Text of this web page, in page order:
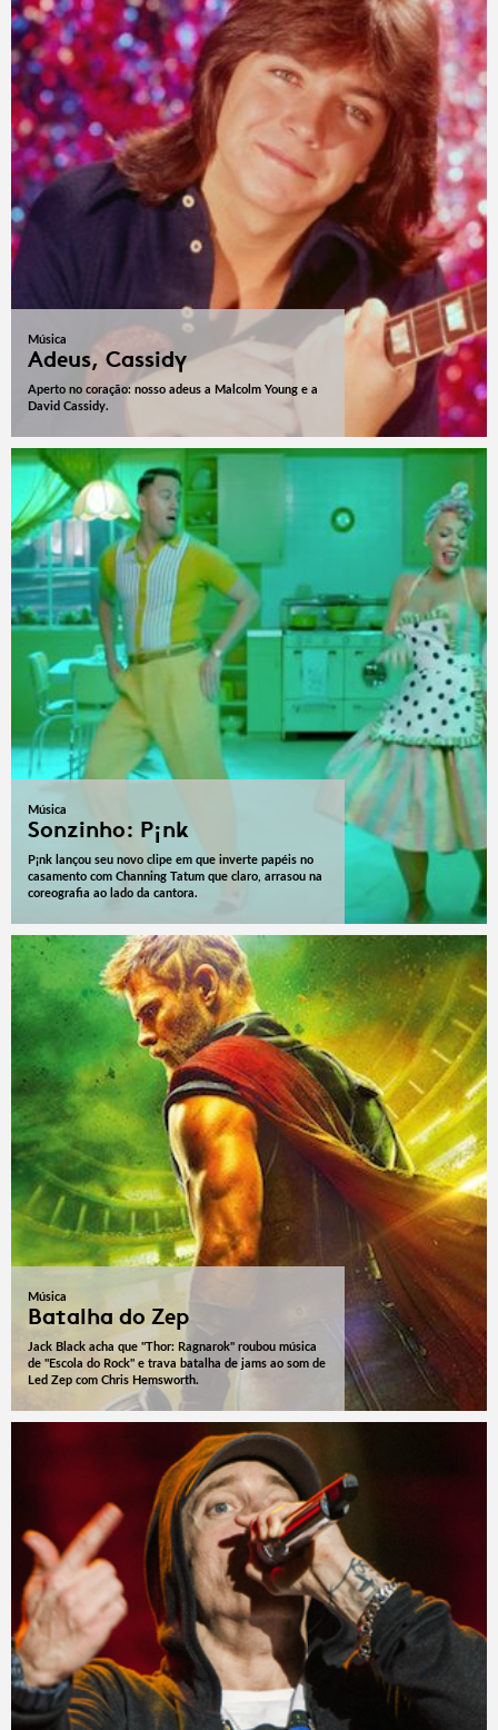
Música
Adeus, Cassidy
Aperto no coração: nosso adeus a Malcolm Young e a
David Cassidy.
Música
Sonzinho: P¡nk
P¡nk lançou seu novo clipe em que inverte papéis no
casamento com Channing Tatum que claro, arrasou na
coreografia ao lado da cantora.
Música
Batalha do Zep
Jack Black acha que "Thor: Ragnarok" roubou música
de "Escola do Rock" e trava batalha de jams ao som de
Led Zep com Chris Hemsworth.